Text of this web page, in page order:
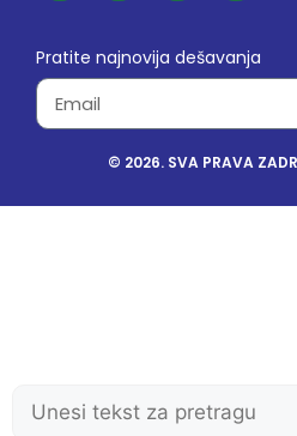
Pratite najnovija dešavanja
© 2026. SVA PRAVA